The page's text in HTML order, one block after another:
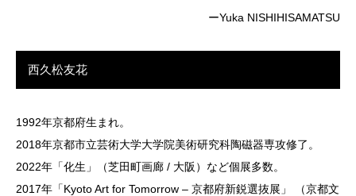
ーYuka NISHIHISAMATSU
西久松友花
1992年京都府生まれ。
2018年京都市立芸術大学大学院美術研究科陶磁器専攻修了。
2022年「化生」（芝田町画廊 / 大阪）など個展多数。
2017年「Kyoto Art for Tomorrow – 京都府新鋭選抜展」 （京都文